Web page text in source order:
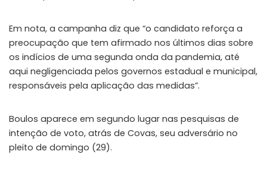
Em nota, a campanha diz que “o candidato reforça a
preocupação que tem afirmado nos últimos dias sobre
os indícios de uma segunda onda da pandemia, até
aqui negligenciada pelos governos estadual e municipal,
responsáveis pela aplicação das medidas”.
Boulos aparece em segundo lugar nas pesquisas de
intenção de voto, atrás de Covas, seu adversário no
pleito de domingo (29).